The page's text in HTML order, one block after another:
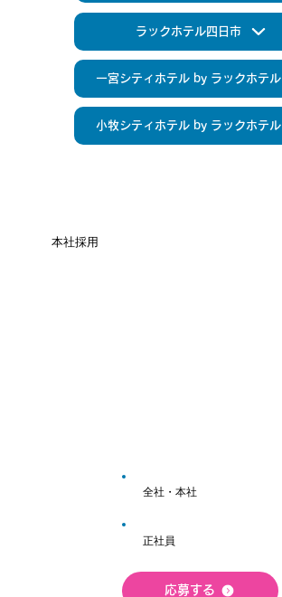
ラックホテル四日市
一宮シティホテル by ラックホテル
小牧シティホテル by ラックホテル
本社採用
全社・本社
正社員
応募する